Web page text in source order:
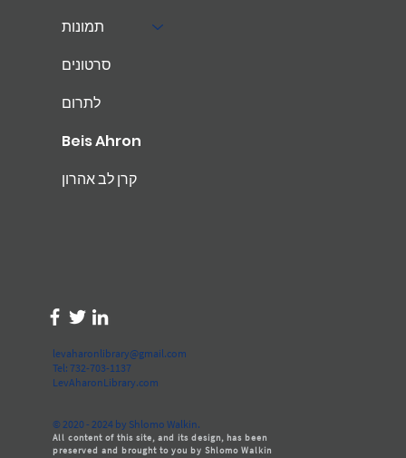
תמונות
סרטונים
לתרום
Beis Ahron
קרן לב אהרון
levaharonlibrary@gmail.com
Tel: 732-703-1137
LevAharonLibrary.com
© 2020 - 2024 by Shlomo Walkin.
All content of this site, and its design, has been
preserved and brought to you by Shlomo Walkin